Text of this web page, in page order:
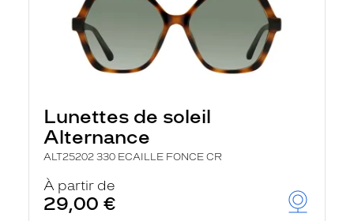
Lunettes de soleil
Alternance
ALT25202 330 ECAILLE FONCE CR
À partir de
29,00 €